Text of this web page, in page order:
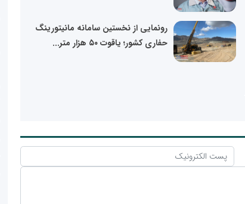
رونمایی از نخستین سامانه مانیتورینگ
حفاری کشور؛ یاقوت ۵۰ هزار متر...